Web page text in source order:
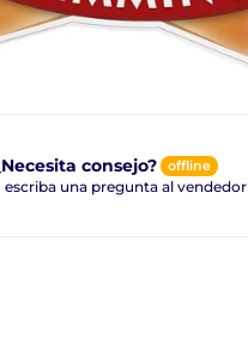
consejo? offline
escriba una pregunta al vendedor